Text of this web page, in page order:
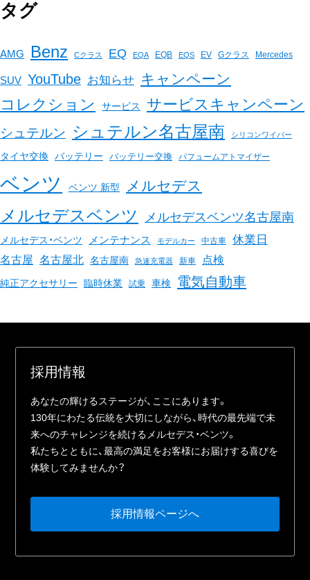
タグ
AMG Benz Cクラス EQ EQA EQB EQS EV Gクラス Mercedes
SUV YouTube お知らせ キャンペーン
コレクション サービス サービスキャンペーン
シュテルン シュテルン名古屋南 シリコンワイパー
タイヤ交換 バッテリー バッテリー交換 パフュームアトマイザー
ベンツ ベンツ 新型 メルセデス
メルセデスベンツ メルセデスベンツ名古屋南
メルセデス・ベンツ メンテナンス モデルカー 中古車 休業日
名古屋 名古屋北 名古屋南 急速充電器 新車 点検
純正アクセサリー 臨時休業 試乗 車検 電気自動車
採⽤情報
あなたの輝けるステージが、ここにあります。
130年にわたる伝統を⼤切にしながら、時代の最先端で未
来へのチャレンジを続けるメルセデス・ベンツ。
私たちとともに、最⾼の満⾜をお客様にお届けする喜びを
体験してみませんか？
採⽤情報ページへ